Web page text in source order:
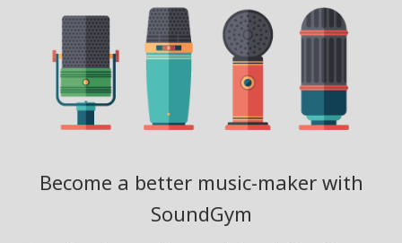
Become a better music-maker with
SoundGym